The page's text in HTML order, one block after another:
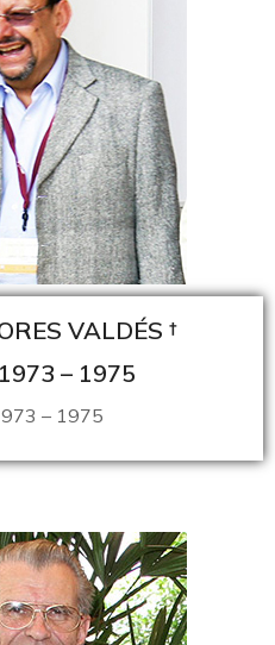
VALDÉS †
– 1975
– 1975